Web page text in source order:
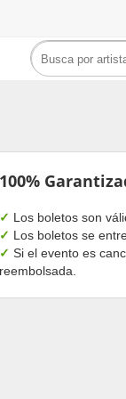
100%
✓ Los boletos son
✓ Los boletos se
✓ Si el evento es
reembolsada.